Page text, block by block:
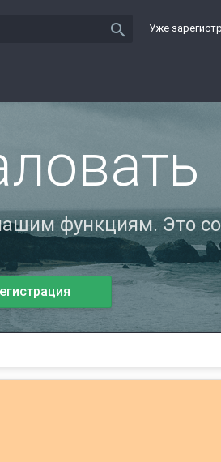
Уже
search
функциям. Это